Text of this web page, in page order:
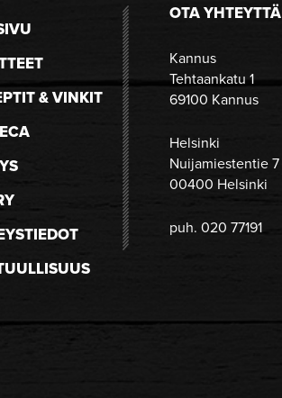
& VINKIT
OTA YHTEYTTÄ
Kannus
Tehtaankatu 1
69100 Kannus
Helsinki
Nuijamiestentie
00400 Helsinki
puh. 020 77191